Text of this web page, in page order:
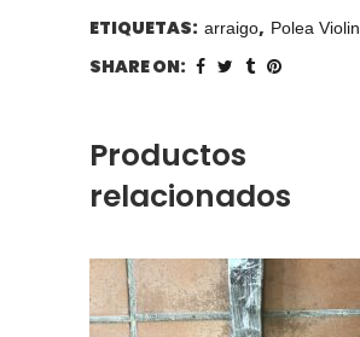
ETIQUETAS: arraigo, Polea Violin
SHARE ON:
Productos
relacionados